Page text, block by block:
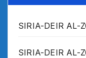
SIRIA-DEIR AL-
SIRIA-DEIR AL-